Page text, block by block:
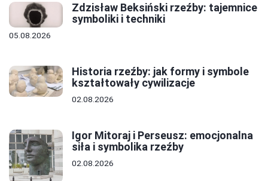
Zdzisław Beksiński rzeźby: tajemnice
symboliki i techniki
05.08.2026
Historia rzeźby: jak formy i symbole
kształtowały cywilizacje
02.08.2026
Igor Mitoraj i Perseusz: emocjonalna
siła i symbolika rzeźby
02.08.2026